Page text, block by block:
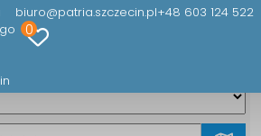
biuro@patria.szczecin.pl+48 603 124 522
0